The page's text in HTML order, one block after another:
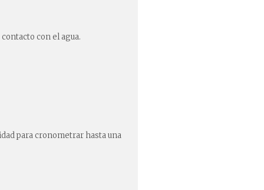
con el agua.
para cronometrar hasta una